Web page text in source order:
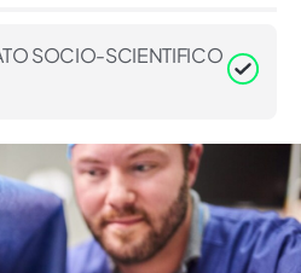
SOCIO-SCIENTIFICO